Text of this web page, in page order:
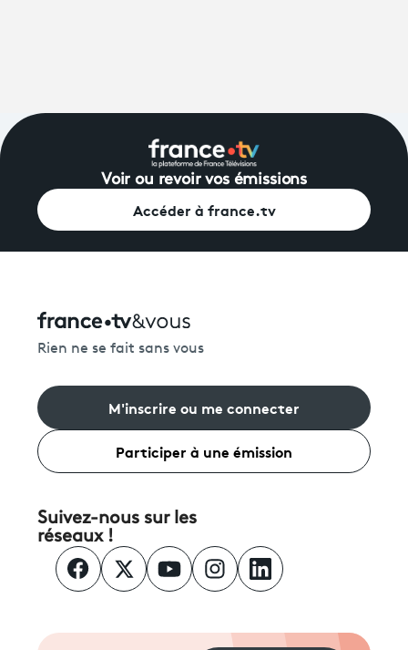
Voir ou revoir vos émissions
Accéder à france.tv
Rien ne se fait sans vous
M'inscrire ou me connecter
Participer à une émission
Suivez-nous sur les
réseaux !